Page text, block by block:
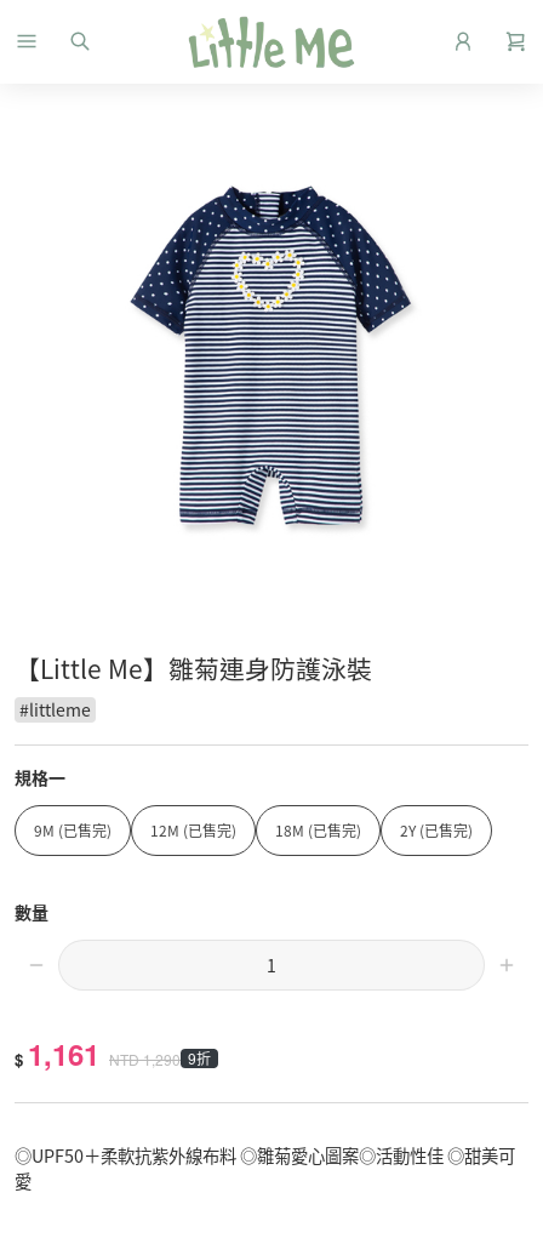
【Little Me】雛菊連身防護泳裝
#littleme
規格一
9M (已售完) 12M (已售完) 18M (已售完) 2Y (已售完)
數量
$ 1,161 NTD1,290 9折
◎UPF50＋柔軟抗紫外線布料 ◎雛菊愛心圖案◎活動性佳 ◎甜美可
愛